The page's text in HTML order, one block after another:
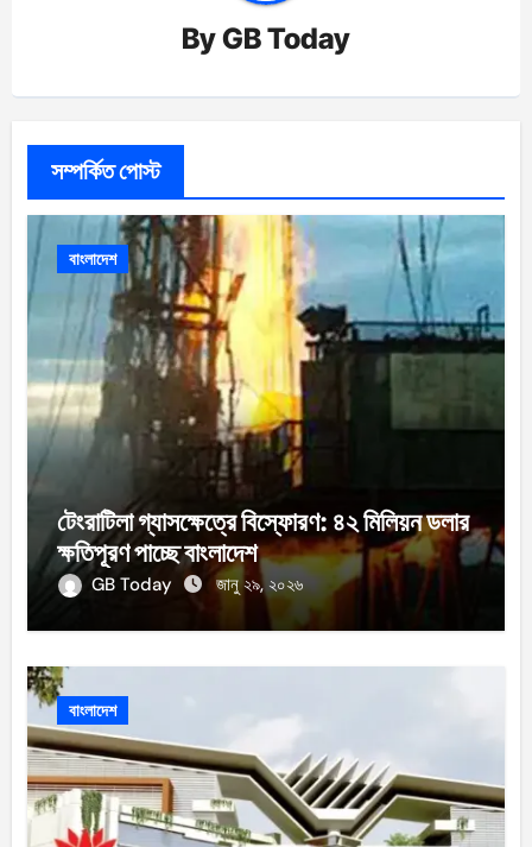
ByGB Today
সম্পর্কিত পোস্ট
বাংলাদেশ
টেংরাটিলা গ্যাসক্ষেত্রে বিস্ফোরণ: ৪২ মিলিয়ন ডলার
ক্ষতিপূরণ পাচ্ছে বাংলাদেশ
GB Today জানু ২৯, ২০২৬
বাংলাদেশ